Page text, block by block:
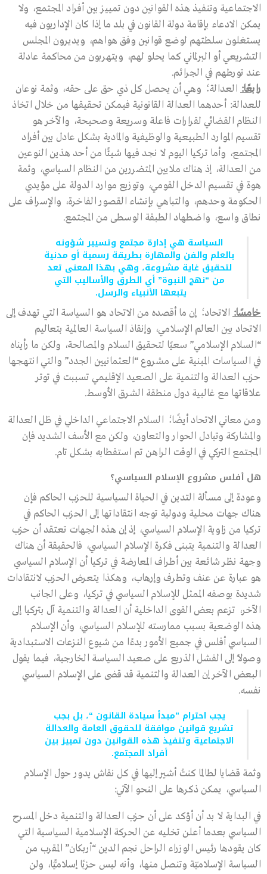
الاجتماعية وتنفيذ هذه القوانين دون تمييز بين أفراد المجتمع، ولا
يمكن الادعاء بإقامة دولة القانون في بلد ما إذا كان الإداريون فيه
يستغلون سلطتهم لوضع قوانين وفق هواهم، ويديرون المجلس
التشريعي أو البرلماني كما يحلو لهم، ويتهربون من محاكمة عادلة
عند تورطهم في الجرائم.
رابعًا: العدالة؛ وهي أن يحصل كل ذي حق على حقه، وثمة نوعان
للعدالة: أحدهما العدالة القانونية فيمكن تحقيقها من خلال اتخاذ
النظام القضائي لقرارات فاعلة وسريعة وصحيحة، والآخر هو
تقسيم الموارد الطبيعية والوظيفية والمادية بشكل عادل بين أفراد
المجتمع، وأما تركيا اليوم لا نجد فيها شيئًا من أحد هذين النوعين
من العدالة، إذ هناك ملايين المتضررين من النظام السياسي، وثمة
هوة في تقسيم الدخل القومي، وتوزيع موارد الدولة على مؤيدي
الحكومة وحدهم، والتباهي بإنشاء القصور الفاخرة، والإسراف على
نطاق واسع، واضطهاد الطبقة الوسطى من المجتمع.
السياسة هي إدارة مجتمع وتسيير شؤونه
بالعلم والفن والمهارة بطريقة رسمية أو مدنية
لتحقيق غاية مشروعة، وهي بهذا المعنى تعد
من “نهج النبوة” أي الطرق والأساليب التي
يتبعها الأنبياء والرسل.
خامسًا: الاتحاد؛ إن ما أقصده من الاتحاد هو السياسة التي تهدف إلى
الاتحاد بين العالم الإسلامي، وإنقاذ السياسة العالمية بتعاليم
“السلام الإسلامي” سعيًا لتحقيق السلام والمصالحة، ولكن ما رأيناه
في السياسات المبنية على مشروع “العثمانيين الجدد” والتي انتهجها
حزب العدالة والتنمية على الصعيد الإقليمي تسببت في توتر
علاقاتها مع غالبية دول منطقة الشرق الأوسط.
ومن معاني الاتحاد أيضًا؛ السلام الاجتماعي الداخلي في ظل العدالة
والمشاركة وتبادل الحوار والتعاون، ولكن مع الأسف الشديد فإن
المجتمع التركي في الوقت الراهن تم استقطابه بشكل تام.
هل أفلس مشروع الإسلام السياسي؟
وعودة إلى مسألة التدين في الحياة السياسية للحزب الحاكم فإن
هناك جهات محلية ودولية توجه انتقاداتها إلى الحزب الحاكم في
تركيا من زاوية الإسلام السياسي، إذ إن هذه الجهات تعتقد أن حزب
العدالة والتنمية يتبنى فكرة الإسلام السياسي، فالحقيقة أن هناك
وجهة نظر شائعة بين أطراف المعارضة في تركيا أن الإسلام السياسي
هو عبارة عن عنف وتطرف وإرهاب، وهكذا يتعرض الحزب لانتقادات
شديدة بوصفه الممثل للإسلام السياسي في تركيا، وعلى الجانب
الآخر، تزعم بعض القوى الداخلية أن العدالة والتنمية آل بتركيا إلى
هذه الوضعية بسبب ممارسته للإسلام السياسي، وأن الإسلام
السياسي أفلس في جميع الأمور بدءًا من شيوع النزعات الاستبدادية
وصولًا إلى الفشل الذريع على صعيد السياسة الخارجية، فيما يقول
البعض الآخر إن العدالة والتنمية قد قضى على الإسلام السياسي
نفسه.
يجب احترام ”مبدأ سيادة القانون “، بل بجب
تشريع قوانين موافقة للحقوق العامة والعدالة
الاجتماعية وتنفيذ هذه القوانين دون تمييز بين
أفراد المجتمع.
وثمة قضايا لطالما كنتُ أشير إليها في كل نقاش يدور حول الإسلام
السياسي، يمكن ذكرها على النحو الآتي:
في البداية لا بد أن أؤكد على أن حزب العدالة والتنمية دخل المسرح
السياسي بعدما أعلن تخليه عن الحركة الإسلامية السياسية التي
كان يقودها رئيس الوزراء الراحل نجم الدين “أربكان” المقرب من
السياسة الإسلاميّة وتنصل منها، وأنه ليس حزبًا إسلاميًّا، ولن